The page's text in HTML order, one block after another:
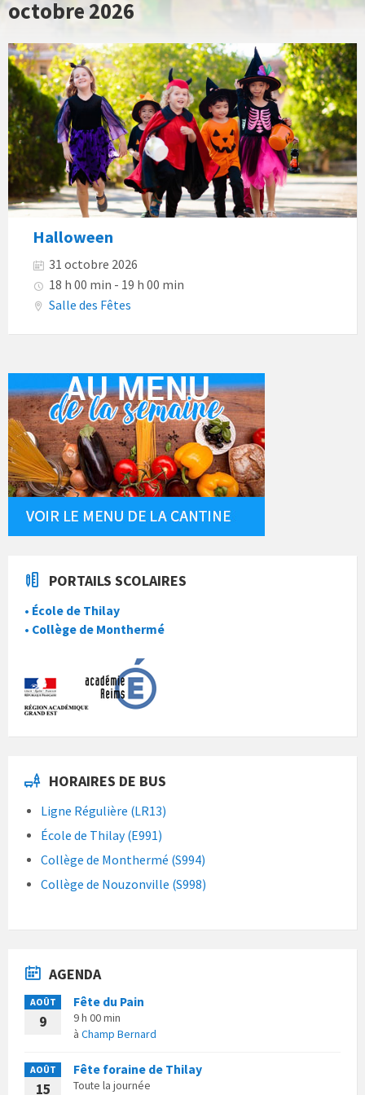
octobre 2026
Halloween
31 octobre 2026
18 h 00 min - 19 h 00 min
Salle des Fêtes
PORTAILS SCOLAIRES
• École de Thilay
• Collège de Monthermé
HORAIRES DE BUS
Ligne Régulière (LR13)
École de Thilay (E991)
Collège de Monthermé (S994)
Collège de Nouzonville (S998)
AGENDA
AOÛT
9
Fête du Pain
9 h 00 min
à Champ Bernard
AOÛT
15
Fête foraine de Thilay
Toute la journée